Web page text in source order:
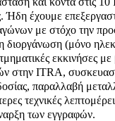
Ήδη έχουμε
με στόχο την
διοργάνωση (μόνο
εκκινήσες
στην ITRA,
παραλλαβή
τεχνικές
των εγγραφών.